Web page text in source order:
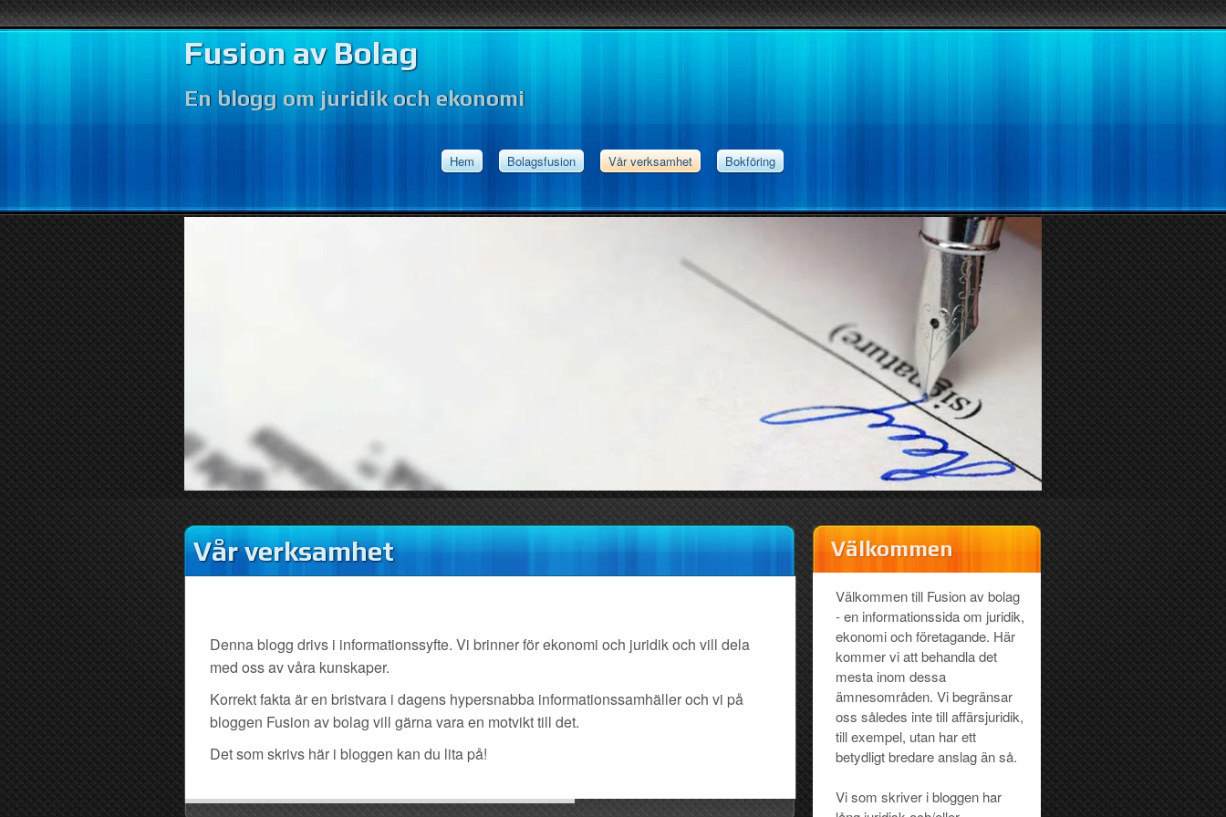
Fusion av Bolag
En blogg om juridik och ekonomi
Hem Bolagsfusion Vår verksamhet Bokföring
Vår verksamhet
Denna blogg drivs i informationssyfte. Vi brinner för ekonomi och juridik och vill dela
med oss av våra kunskaper.
Korrekt fakta är en bristvara i dagens hypersnabba informationssamhäller och vi på
bloggen Fusion av bolag vill gärna vara en motvikt till det.
Det som skrivs här i bloggen kan du lita på!
Välkommen
Välkommen till Fusion av bolag
- en informationssida om juridik,
ekonomi och företagande. Här
kommer vi att behandla det
mesta inom dessa
ämnesområden. Vi begränsar
oss således inte till affärsjuridik,
till exempel, utan har ett
betydligt bredare anslag än så.
Vi som skriver i bloggen har